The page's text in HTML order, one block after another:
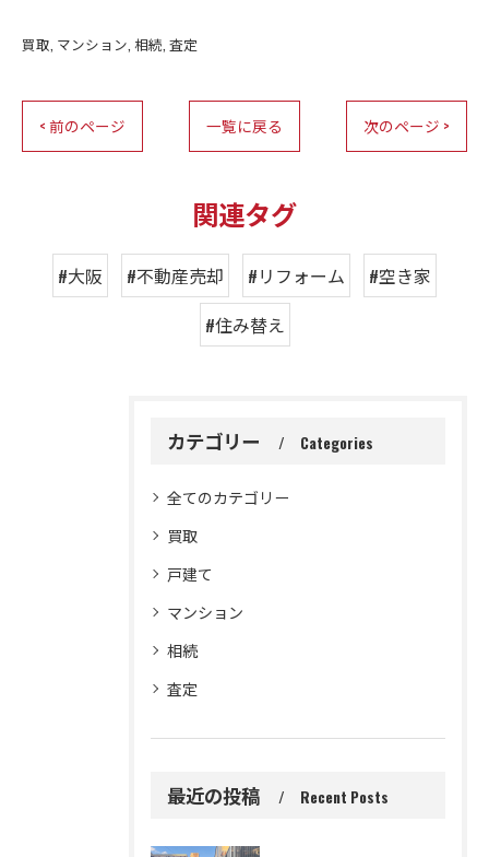
買取 マンション 相続 査定
< 前のページ 一覧に戻る 次のページ >
関連タグ
#大阪 #不動産売却 #リフォーム
#空き家
#住み替え
カテゴリー Categories
全てのカテゴリー
買取
戸建て
マンション
相続
査定
最近の投稿 Recent Posts